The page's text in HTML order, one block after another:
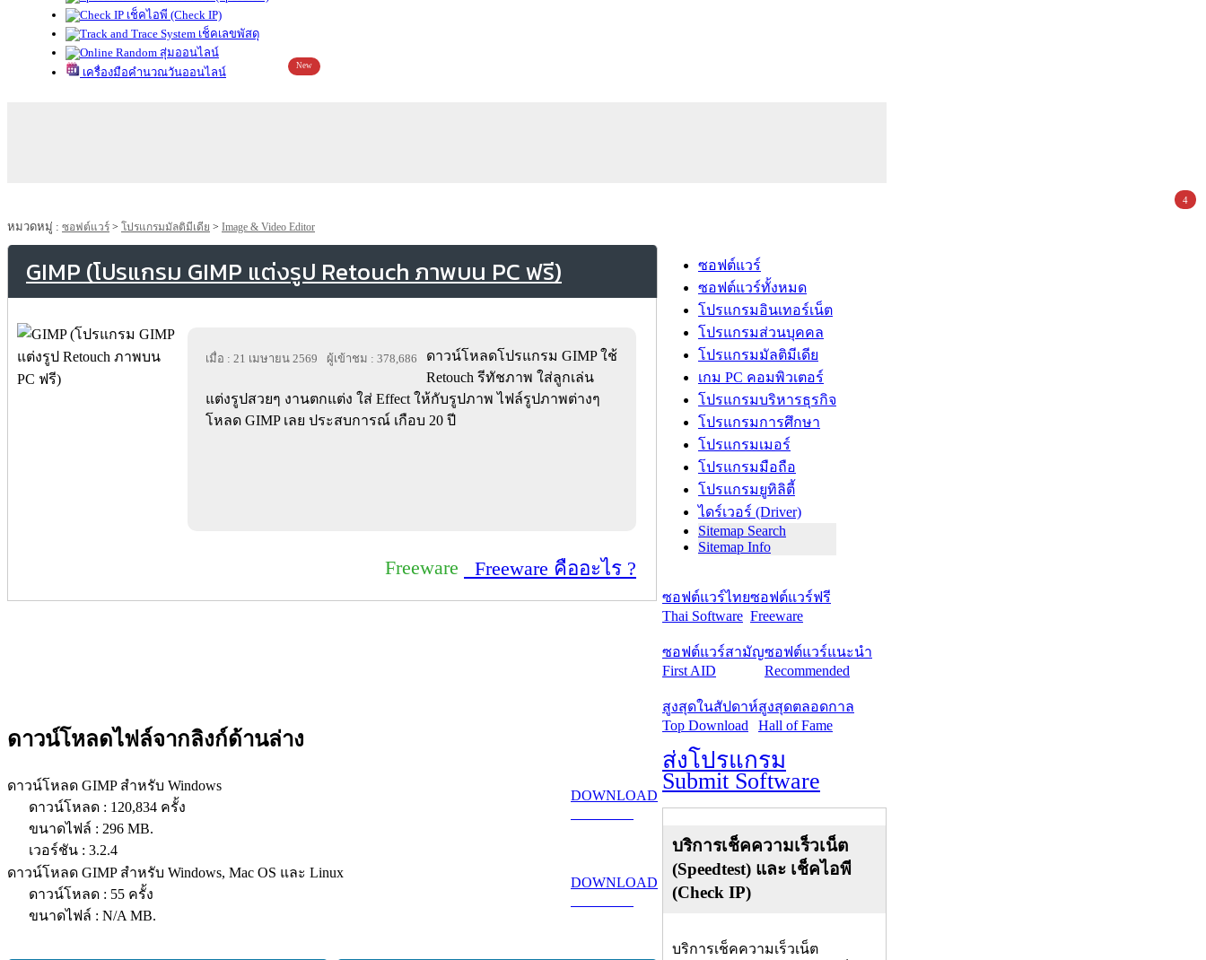
เช็คไอพี (Check IP)
เช็คเลขพัสดุ
สุ่มออนไลน์
เครื่องมือคำนวณวันออนไลน์
New
หมวดหมู่ : ซอฟต์แวร์ > โปรแกรมมัลติมีเดีย > Image & Video Editor
GIMP (โปรแกรม GIMP แต่งรูป Retouch ภาพบน PC ฟรี)
เมื่อ : 21 เมษายน 2569 ผู้เข้าชม : 378,686
ดาวน์โหลดโปรแกรม GIMP ใช้
Retouch รีทัชภาพ ใส่ลูกเล่น
แต่งรูปสวยๆ งานตกแต่ง ใส่ Effect ให้กับรูปภาพ ไฟล์รูปภาพต่างๆ
โหลด GIMP เลย ประสบการณ์ เกือบ 20 ปี
Freeware Freeware คืออะไร ?
ดาวน์โหลดไฟล์จากลิงก์ด้านล่าง
ดาวน์โหลด GIMP สำหรับ Windows
ดาวน์โหลด : 120,834 ครั้ง
ขนาดไฟล์ : 296 MB.
เวอร์ชัน : 3.2.4
DOWNLOAD
ดาวน์โหลด GIMP สำหรับ Windows, Mac OS และ Linux
ดาวน์โหลด : 55 ครั้ง
ขนาดไฟล์ : N/A MB.
DOWNLOAD
ซอฟต์แวร์
ซอฟต์แวร์ทั้งหมด
โปรแกรมอินเทอร์เน็ต
โปรแกรมส่วนบุคคล
โปรแกรมมัลติมีเดีย
เกม PC คอมพิวเตอร์
โปรแกรมบริหารธุรกิจ
โปรแกรมการศึกษา
โปรแกรมเมอร์
โปรแกรมมือถือ
โปรแกรมยูทิลิตี้
ไดร์เวอร์ (Driver)
Sitemap Search
Sitemap Info
ซอฟต์แวร์ไทย
Thai Software
ซอฟต์แวร์ฟรี
Freeware
ซอฟต์แวร์สามัญ
First AID
ซอฟต์แวร์แนะนำ
Recommended
สูงสุดในสัปดาห์
Top Download
สูงสุดตลอดกาล
Hall of Fame
ส่งโปรแกรม
Submit Software
บริการเช็คความเร็วเน็ต
(Speedtest) และ เช็คไอพี
(Check IP)
บริการเช็คความเร็วเน็ต
4